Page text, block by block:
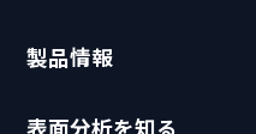
製品情報
表面分析を知る